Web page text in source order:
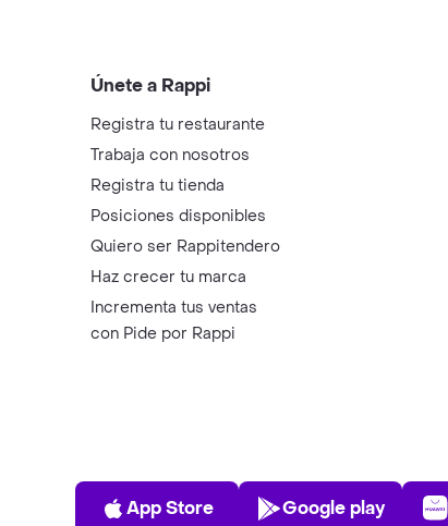
Únete a Rappi
Registra tu restaurante
Trabaja con nosotros
Registra tu tienda
Posiciones disponibles
Quiero ser Rappitendero
Haz crecer tu marca
Incrementa tus ventas
con Pide por Rappi
App Store
App Store
Play Store
Google play